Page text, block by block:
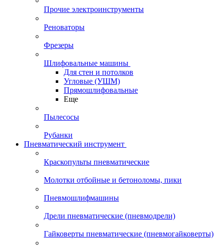
Прочие электроинструменты
Реноваторы
Фрезеры
Шлифовальные машины
Для стен и потолков
Угловые (УШМ)
Прямошлифовальные
Еще
Пылесосы
Рубанки
Пневматический инструмент
Краскопульты пневматические
Молотки отбойные и бетоноломы, пики
Пневмошлифмашины
Дрели пневматические (пневмодрели)
Гайковерты пневматические (пневмогайковерты)